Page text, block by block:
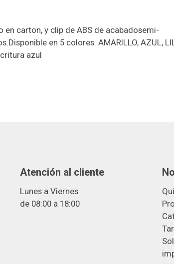
carton, y clip de ABS de acabadosemi-
en 5 colores: AMARILLO, AZUL,
azul
Atención al cliente
Lunes a Viernes
de 08:00 a 18:00